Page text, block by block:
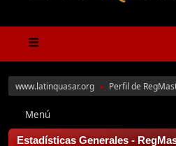
www.latinquasar.org ► Perfil de
Menú
Estadísticas Generales -